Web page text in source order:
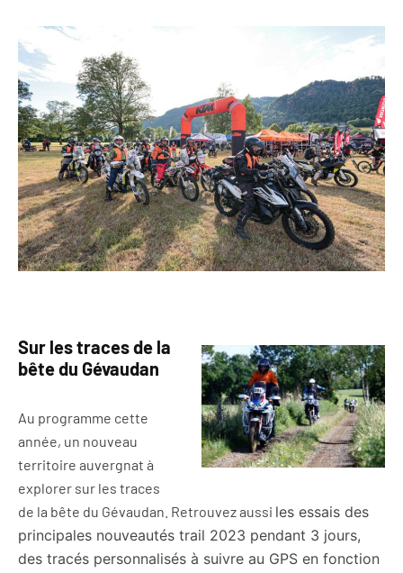
Sur les traces de la
bête du Gévaudan
Au programme cette
année, un nouveau
territoire auvergnat à
explorer sur les traces
de la bête du Gévaudan. Retrouvez aussi les essais des
principales nouveautés trail 2023 pendant 3 jours,
des tracés personnalisés à suivre au GPS en fonction